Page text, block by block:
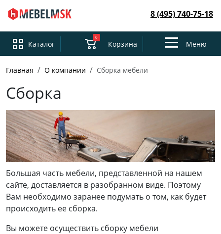
8 (495) 740-75-18
Каталог
0
Корзина
ToggleМеню
Главная О компании Сборка мебели
Сборка
Большая часть мебели, представленной на нашем
сайте, доставляется в разобранном виде. Поэтому
Вам необходимо заранее подумать о том, как будет
происходить ее сборка.
Вы можете осуществить сборку мебели